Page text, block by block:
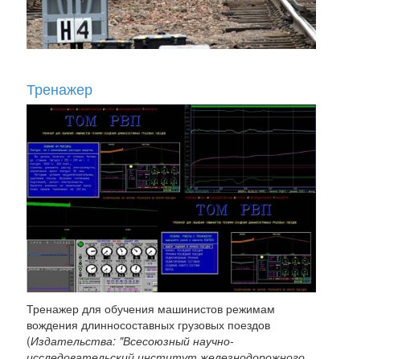
Тренажер
Тренажер для обучения машинистов режимам
вождения длинносоставных грузовых поездов
(Издательства: "Всесоюзный научно-